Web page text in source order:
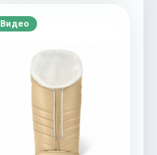
Видео